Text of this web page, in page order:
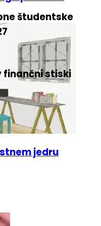
študentske
finančni stiski
prometa
jedru